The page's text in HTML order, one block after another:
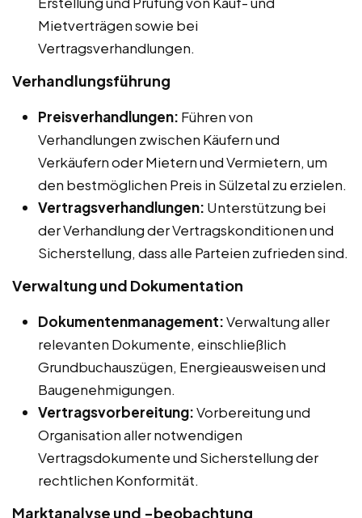
Mietverträgen sowie bei
Vertragsverhandlungen.
Verhandlungsführung
Preisverhandlungen: Führen von
Verhandlungen zwischen Käufern und
Verkäufern oder Mietern und Vermietern, um
den bestmöglichen Preis in Sülzetal zu erzielen.
Vertragsverhandlungen: Unterstützung bei
der Verhandlung der Vertragskonditionen und
Sicherstellung, dass alle Parteien zufrieden sind.
Verwaltung und Dokumentation
Dokumentenmanagement:Verwaltung aller
relevanten Dokumente, einschließlich
Grundbuchauszügen, Energieausweisen und
Baugenehmigungen.
Vertragsvorbereitung:Vorbereitung und
Organisation aller notwendigen
Vertragsdokumente und Sicherstellung der
rechtlichen Konformität.
Marktanalyse und -beobachtung